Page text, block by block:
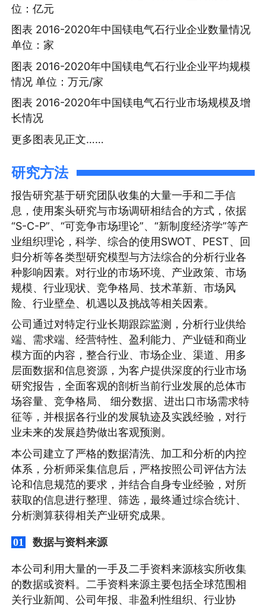
位：亿元
图表 2016-2020年中国镁电气石行业企业数量情况
单位：家
图表 2016-2020年中国镁电气石行业企业平均规模
情况 单位：万元/家
图表 2016-2020年中国镁电气石行业市场规模及增
长情况
更多图表见正文……
研究方法
报告研究基于研究团队收集的大量一手和二手信
息，使用案头研究与市场调研相结合的方式，依据
“S-C-P”、“可竞争市场理论”、“新制度经济学”等产
业组织理论，科学、综合的使用SWOT、PEST、回
归分析等各类型研究模型与方法综合的分析行业各
种影响因素。对行业的市场环境、产业政策、市场
规模、行业现状、竞争格局、技术革新、市场风
险、行业壁垒、机遇以及挑战等相关因素。
公司通过对特定行业长期跟踪监测，分析行业供给
端、需求端、经营特性、盈利能力、产业链和商业
模方面的内容，整合行业、市场企业、渠道、用多
层面数据和信息资源，为客户提供深度的行业市场
研究报告，全面客观的剖析当前行业发展的总体市
场容量、竞争格局、 细分数据、进出口市场需求特
征等，并根据各行业的发展轨迹及实践经验，对行
业未来的发展趋势做出客观预测。
本公司建立了严格的数据清洗、加工和分析的内控
体系，分析师采集信息后，严格按照公司评估方法
论和信息规范的要求，并结合自身专业经验，对所
获取的信息进行整理、筛选，最终通过综合统计、
分析测算获得相关产业研究成果。
01 数据与资料来源
本公司利用大量的一手及二手资料来源核实所收集
的数据或资料。二手资料来源主要包括全球范围相
关行业新闻、公司年报、非盈利性组织、行业协